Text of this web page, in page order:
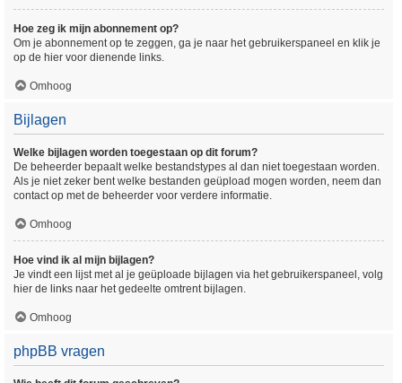
Hoe zeg ik mijn abonnement op?
Om je abonnement op te zeggen, ga je naar het gebruikerspaneel en klik je
op de hier voor dienende links.
Omhoog
Bijlagen
Welke bijlagen worden toegestaan op dit forum?
De beheerder bepaalt welke bestandstypes al dan niet toegestaan worden.
Als je niet zeker bent welke bestanden geüpload mogen worden, neem dan
contact op met de beheerder voor verdere informatie.
Omhoog
Hoe vind ik al mijn bijlagen?
Je vindt een lijst met al je geüploade bijlagen via het gebruikerspaneel, volg
hier de links naar het gedeelte omtrent bijlagen.
Omhoog
phpBB vragen